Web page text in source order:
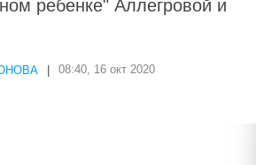
ребенке" Аллегровой и
08:40, 16 окт 2020